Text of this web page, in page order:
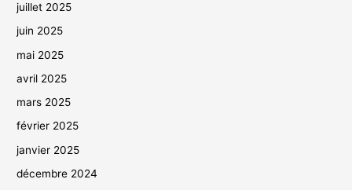
juillet 2025
juin 2025
mai 2025
avril 2025
mars 2025
février 2025
janvier 2025
décembre 2024